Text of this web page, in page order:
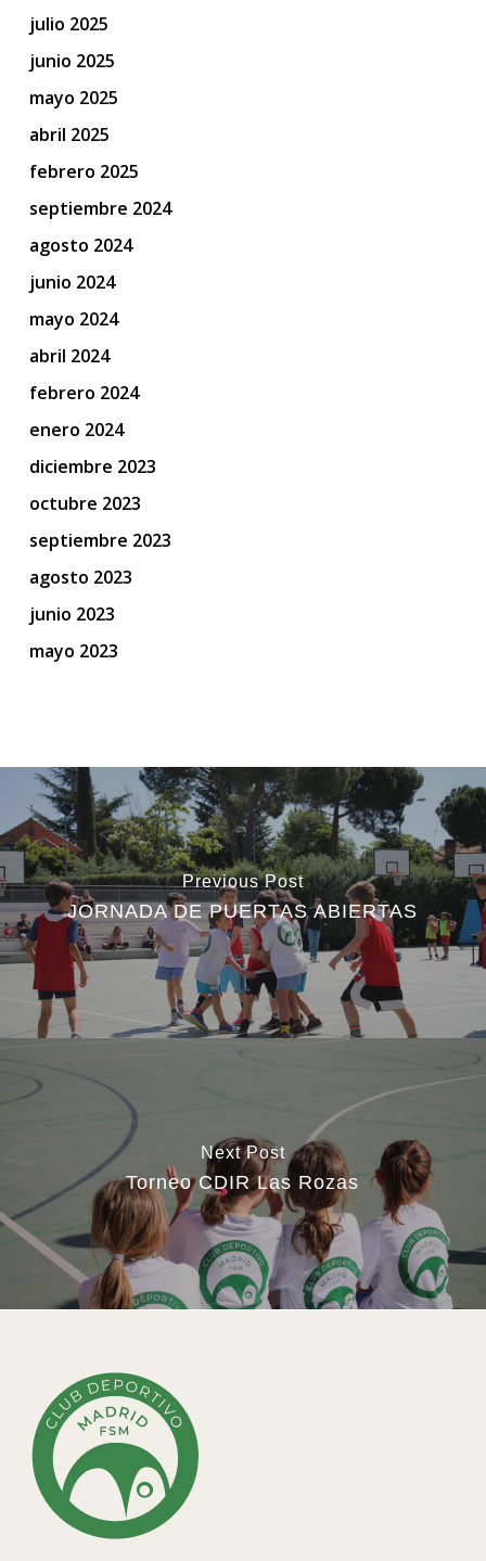
julio 2025
junio 2025
mayo 2025
abril 2025
febrero 2025
septiembre 2024
agosto 2024
junio 2024
mayo 2024
abril 2024
febrero 2024
enero 2024
diciembre 2023
octubre 2023
septiembre 2023
agosto 2023
junio 2023
mayo 2023
Previous Post
JORNADA DE PUERTAS ABIERTAS
Next Post
Torneo CDIR Las Rozas